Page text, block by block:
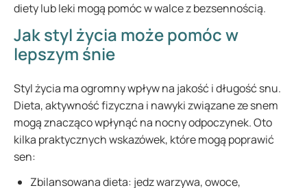
diety lub leki mogą pomóc w walce z bezsennością.
Jak styl życia może pomóc w
lepszym śnie
Styl życia ma ogromny wpływ na jakość i długość snu.
Dieta, aktywność fizyczna i nawyki związane ze snem
mogą znacząco wpłynąć na nocny odpoczynek. Oto
kilka praktycznych wskazówek, które mogą poprawić
sen:
Zbilansowana dieta: jedz warzywa, owoce,